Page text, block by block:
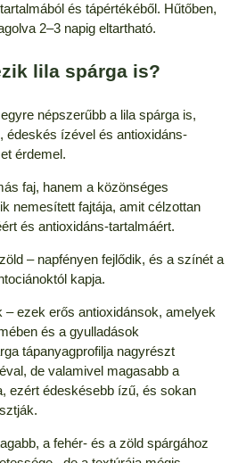
és tápértékéből. Hűtőben,
2–3 napig eltartható.
lila spárga is?
népszerűbb a lila spárga is,
édeskés ízével és antioxidáns-
érdemel.
faj, hanem a közönséges
nemesített fajtája, amit célzottan
és antioxidáns-tartalmáért.
– napfényen fejlődik, és a színét a
kapja.
– ezek erős antioxidánsok, amelyek
és a gyulladások
tápanyagprofilja nagyrészt
de valamivel magasabb a
ezért édeskésebb ízű, és sokan
a fehér- és a zöld spárgához